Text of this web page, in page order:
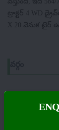
ట్రాక్టర్ 4 WD
X 20 వెనుక టైర్